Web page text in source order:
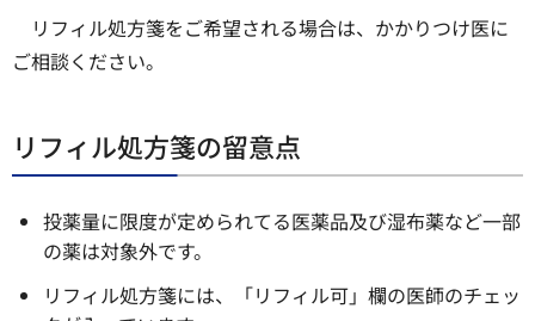
リフィル処方箋をご希望される場合は、かかりつけ医に
ご相談ください。
リフィル処方箋の留意点
投薬量に限度が定められてる医薬品及び湿布薬など一部
の薬は対象外です。
リフィル処方箋には、「リフィル可」欄の医師のチェッ